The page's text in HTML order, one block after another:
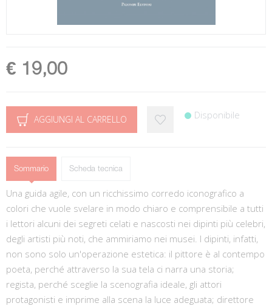
€ 19,00
AGGIUNGI AL CARRELLO Disponibile
Sommario Scheda tecnica
Una guida agile, con un ricchissimo corredo iconografico a
colori che vuole svelare in modo chiaro e comprensibile a tutti
i lettori alcuni dei segreti celati e nascosti nei dipinti più celebri,
degli artisti più noti, che ammiriamo nei musei. I dipinti, infatti,
non sono solo un'operazione estetica: il pittore è al contempo
poeta, perché attraverso la sua tela ci narra una storia;
regista, perché sceglie la scenografia ideale, gli attori
protagonisti e imprime alla scena la luce adeguata; direttore